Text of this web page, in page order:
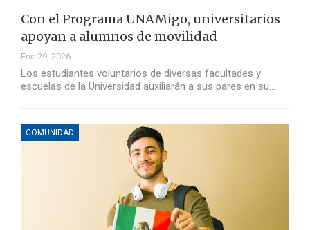
Con el Programa UNAMigo, universitarios
apoyan a alumnos de movilidad
Ene 29, 2026
Los estudiantes voluntarios de diversas facultades y
escuelas de la Universidad auxiliarán a sus pares en su…
COMUNIDAD